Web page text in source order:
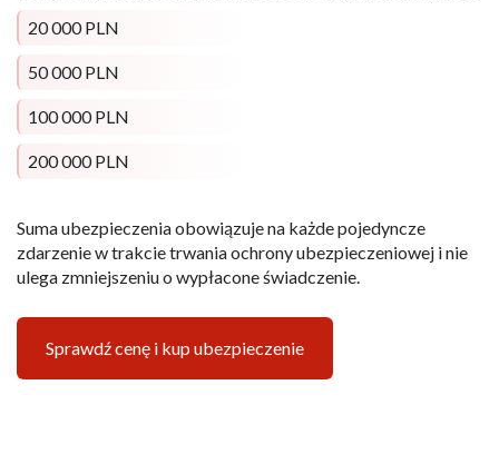
20 000 PLN
50 000 PLN
100 000 PLN
200 000 PLN
Suma ubezpieczenia obowiązuje na każde pojedyncze
zdarzenie w trakcie trwania ochrony ubezpieczeniowej i nie
ulega zmniejszeniu o wypłacone świadczenie.
Sprawdź cenę i kup ubezpieczenie